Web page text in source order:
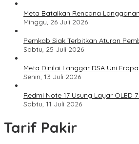
Meta Batalkan Rencana
Minggu, 26 Juli 2026
Pemkab Siak Terbitkan Aturan
Sabtu, 25 Juli 2026
Meta Dinilai Langgar DSA Uni
Senin, 13 Juli 2026
Redmi Note 17 Usung Layar OLED
Sabtu, 11 Juli 2026
Tarif Pakir